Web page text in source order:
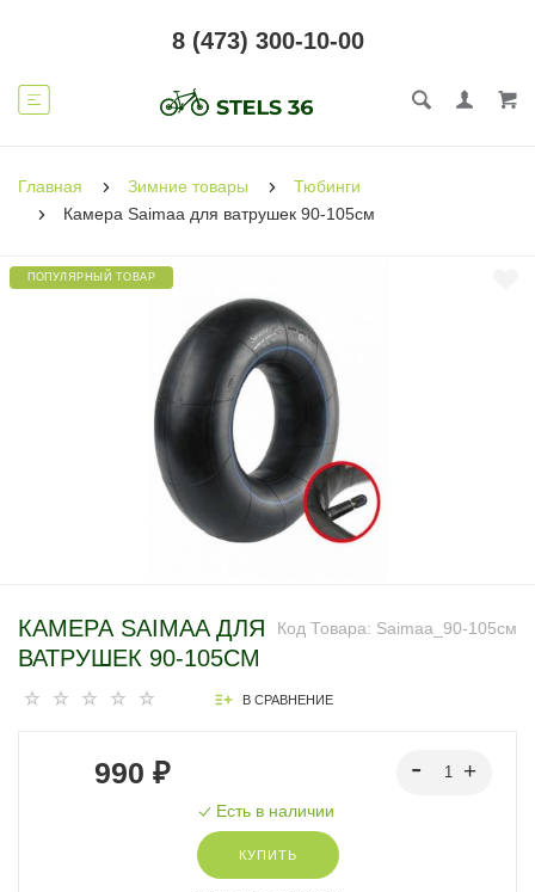
8 (473) 300-10-00
Главная Зимние товары
Тюбинги
Камера Saimaa для ватрушек 90-105см
ПОПУЛЯРНЫЙ ТОВАР
Код Товара: Saimaa_90-105см
КАМЕРА SAIMAA ДЛЯ
ВАТРУШЕК 90-105СМ
В СРАВНЕНИЕ
990 ₽
Есть в наличии
КУПИТЬ